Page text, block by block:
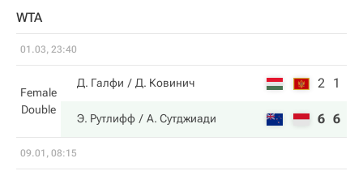
WTA
01.03, 23:40
Female
Double
Д. Галфи Д. Ковинич 2 1
Э. Рутлифф А. Сутджиади 6 6
09.01, 08:15